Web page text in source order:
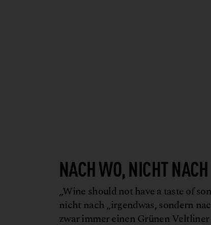
NACH WO, NICHT
„Wine should not have a taste of
nicht nach „irgendwas, sondern
zwar immer einen Grünen